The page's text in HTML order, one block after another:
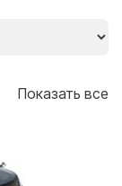
Показать все